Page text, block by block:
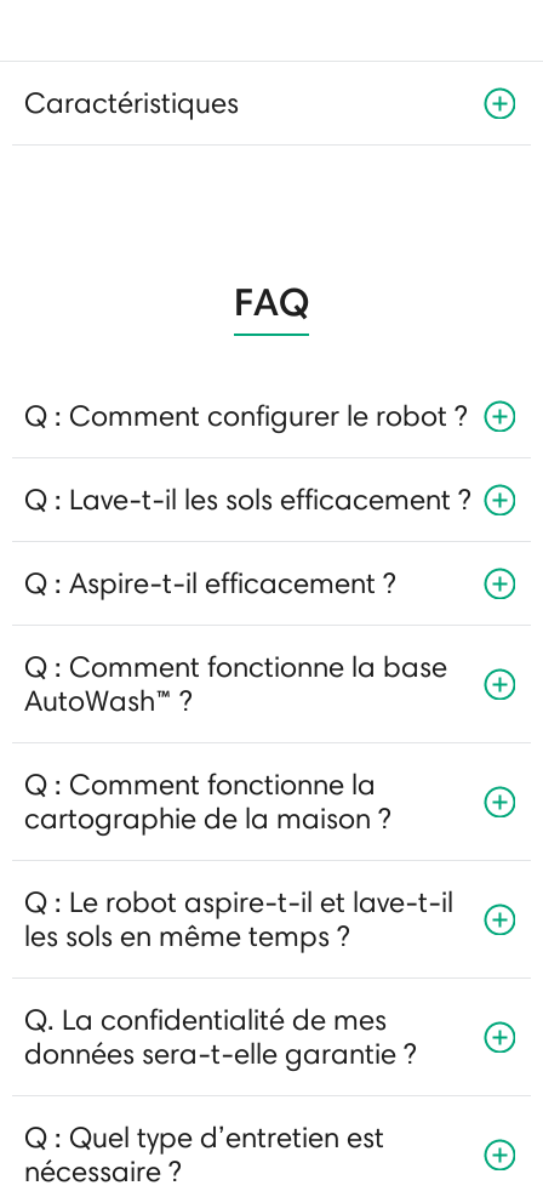
Caractéristiques
FAQ
Q : Comment configurer le robot ?
Q : Lave-t-il les sols efficacement ?
Q : Aspire-t-il efficacement ?
Q : Comment fonctionne la base
AutoWash™ ?
Q : Comment fonctionne la
cartographie de la maison ?
Q : Le robot aspire-t-il et lave-t-il
les sols en même temps ?
Q. La confidentialité de mes
données sera-t-elle garantie ?
Q : Quel type d’entretien est
nécessaire ?